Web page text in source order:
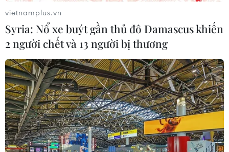
vietnamplus.vn
Syria: Nổ xe buýt gần thủ đô Damascus khiến
2 người chết và 13 người bị thương